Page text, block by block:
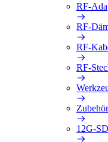
RF-
RF-
RF-
RF-
Zubehör
12G-